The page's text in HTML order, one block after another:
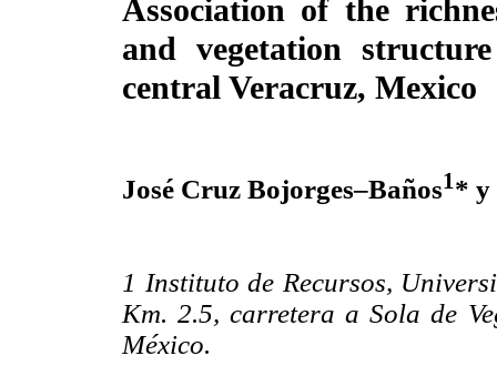
Association of the
and vegetation
central Veracruz, Mexico
José Cruz Bojorges–Baños1* y
1 Instituto de Recursos,
Km. 2.5, carretera a Sola de
México.